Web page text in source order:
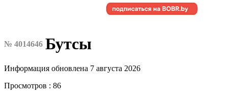
№ 4014646 Бутсы
Информация обновлена 7 августа 2026
Просмотров : 86